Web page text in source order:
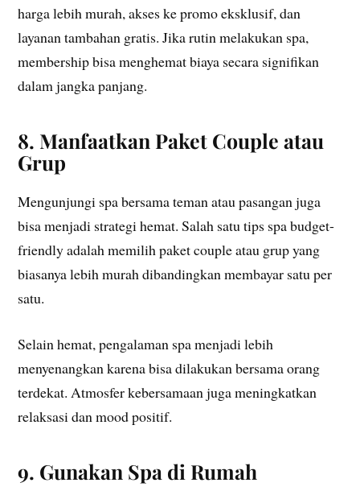
harga lebih murah, akses ke promo eksklusif, dan
layanan tambahan gratis. Jika rutin melakukan spa,
membership bisa menghemat biaya secara signifikan
dalam jangka panjang.
8. Manfaatkan Paket Couple atau
Grup
Mengunjungi spa bersama teman atau pasangan juga
bisa menjadi strategi hemat. Salah satu tips spa budget-
friendly adalah memilih paket couple atau grup yang
biasanya lebih murah dibandingkan membayar satu per
satu.
Selain hemat, pengalaman spa menjadi lebih
menyenangkan karena bisa dilakukan bersama orang
terdekat. Atmosfer kebersamaan juga meningkatkan
relaksasi dan mood positif.
9. Gunakan Spa di Rumah